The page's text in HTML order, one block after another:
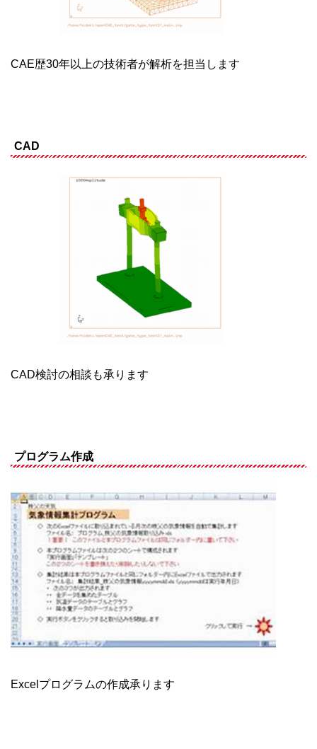
CAE歴30年以上の技術者が解析を担当します
CAD
CAD検討の相談も承ります
プログラム作成
Excelプログラムの作成承ります